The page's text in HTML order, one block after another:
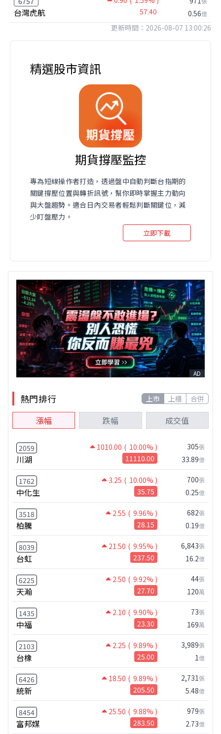
台灣虎航 57.40 0.56億
更新時間：2026-08-07 13:00:26
精選股市資訊
期貨撐壓監控
專為短線操作者打造，透過盤中自動判斷台指期的
關鍵撐壓位置與轉折訊號，幫你即時掌握主力動向
與大盤趨勢。適合日內交易者輕鬆判斷關鍵位，減
少盯盤壓力。
立即下載
AD
熱門排行 上市 上櫃 合併
漲幅 跌幅 成交值
2059 1010.00 ( 10.00% )
川湖 11110.00
305張
33.89億
1762 3.25 ( 10.00% )
中化生 35.75
700張
0.25億
3518 2.55 ( 9.96% )
柏騰 28.15
682張
0.19億
8039 21.50 ( 9.95% )
台虹 237.50
6,843張
16.2億
6225 2.50 ( 9.92% )
天瀚 27.70
44張
120萬
1435 2.10 ( 9.90% )
中福 23.30
73張
169萬
2103 2.25 ( 9.89% )
台橡 25.00
3,989張
1億
6426 18.50 ( 9.89% )
統新 205.50
2,731張
5.48億
8454 25.50 ( 9.88% )
富邦媒 283.50
979張
2.73億